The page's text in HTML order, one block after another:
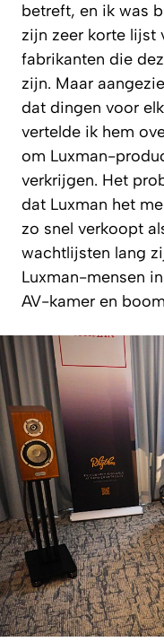
betreft, en ik was
zijn zeer korte lijst
fabrikanten die
zijn. Maar
dat dingen voor
vertelde ik hem
om Luxman-
verkrijgen. Het
dat Luxman het
zo snel verkoopt
wachtlijsten lang
Luxman-mensen
AV-kamer en